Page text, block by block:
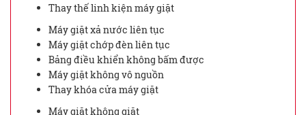
Thay thế linh kiện máy giặt
Máy giặt xả nước liên tục
Máy giặt chớp đèn liên tục
Bảng điều khiển không bấm được
Máy giặt không vô nguồn
Thay khóa cửa máy giặt
Máy giặt không giặt